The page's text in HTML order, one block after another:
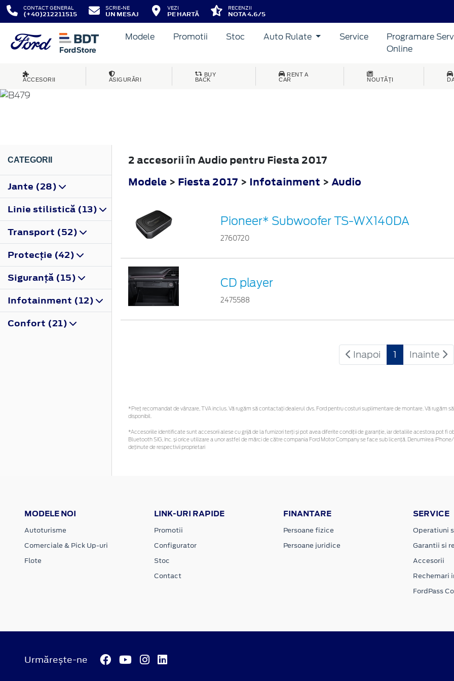
CONTACT GENERAL
(+40)212211515
SCRIE-NE
UN MESAJ
VEZI
PE HARTĂ
RECENZII
NOTA 4.6/5
Modele Promotii Stoc Auto Rulate Service
Programare
Online
ACCESORII ASIGURĂRI
BUY
BACK
RENT A
CAR
NOUTĂȚI
FIESTA
CATEGORII
Jante (28)
Linie stilistică (13)
Transport (52)
Protecţie (42)
Siguranţă (15)
Infotainment (12)
Confort (21)
2 accesorii în Audio pentru Fiesta 2017
Modele > Fiesta 2017 > Infotainment > Audio
Pioneer* Subwoofer TS-WX140DA
2760720
CD player
2475588
Inapoi 1 Inainte
*Preţ recomandat de vânzare, TVA inclus. Vă rugăm să contactaţi dealerul dvs. Ford pentru costuri suplimentare de montare. Vă rugăm
disponibil.
*Accesoriile identificate sunt accesorii alese cu grijă de la furnizori terți și pot avea diferite condiții de garanție, iar detaliile acestora pot
Bluetooth SIG, Inc. și orice utilizare a unor astfel de mărci de către compania Ford Motor Company se face sub licență. Denumirea
deținute de respectivii proprietari
MODELE NOI
Autoturisme
Comerciale & Pick Up-uri
Flote
LINK-URI RAPIDE
Promotii
Configurator
Stoc
Contact
FINANTARE
Persoane fizice
Persoane juridice
SERVICE
Operatiuni
Garantii si
Accesorii
Rechemari
FordPass
Urmărește-ne